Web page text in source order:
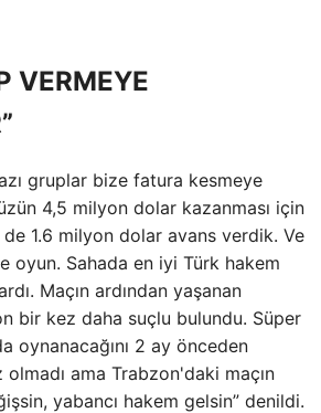
VERMEYE
gruplar bize fatura kesmeye
4,5 milyon dolar kazanması için
de 1.6 milyon dolar avans verdik. Ve
oyun. Sahada en iyi Türk hakem
Maçın ardından yaşanan
bir kez daha suçlu bulundu. Süper
oynanacağını 2 ay önceden
ama Trabzon'daki maçın
yabancı hakem gelsin” denildi.